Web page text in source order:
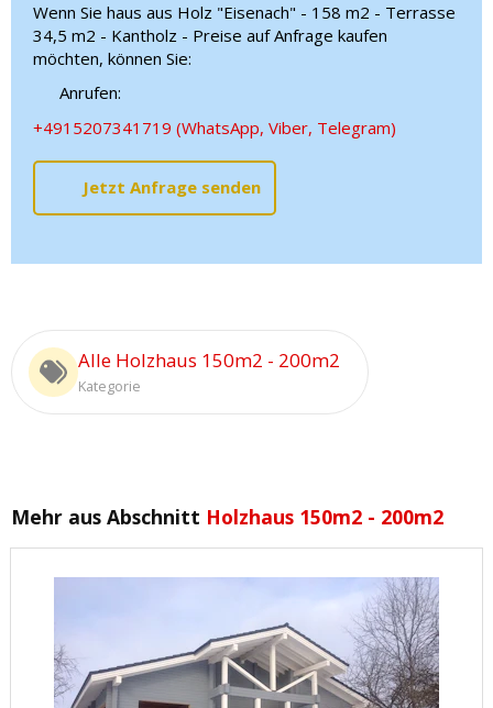
Wenn Sie haus aus Holz "Eisenach" - 158 m2 - Terrasse
34,5 m2 - Kantholz - Preise auf Anfrage kaufen
möchten, können Sie:
Anrufen:
+4915207341719 (WhatsApp, Viber, Telegram)
Jetzt Anfrage senden
Alle Holzhaus 150m2 - 200m2
Kategorie
Mehr aus Abschnitt Holzhaus 150m2 - 200m2